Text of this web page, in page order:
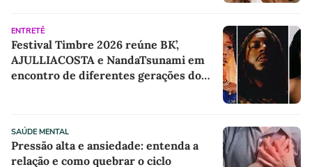
ENTRETÊ
Festival Timbre 2026 reúne BK’,
AJULLIACOSTA e NandaTsunami em
encontro de diferentes gerações do
SAÚDE MENTAL
Pressão alta e ansiedade: entenda a
relação e como quebrar o ciclo